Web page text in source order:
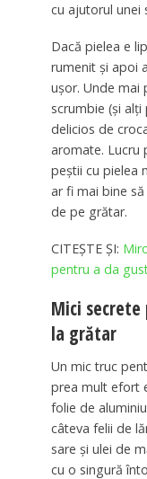
cu ajutorul unei
Dacă pielea e
rumenit și apoi
ușor. Unde mai
scrumbie (și
delicios de
aromate. Lucru
peștii cu pielea
ar fi mai bine
de pe grătar.
CITEȘTE ȘI:
pentru a da
Mici
la grătar
Un mic truc
prea mult efort
folie de
câteva felii de
sare și ulei de
cu o singură